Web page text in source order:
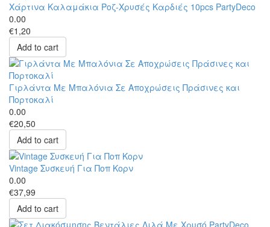
Χάρτινα Καλαμάκια Ροζ-Χρυσές Καρδιές 10pcs PartyDeco
0.00
€1,20
Add to cart
Γιρλάντα Με Μπαλόνια Σε Αποχρώσεις Πράσινες και
Πορτοκαλί
0.00
€20,50
Add to cart
Vintage Συσκευή Για Ποπ Κορν
0.00
€37,99
Add to cart